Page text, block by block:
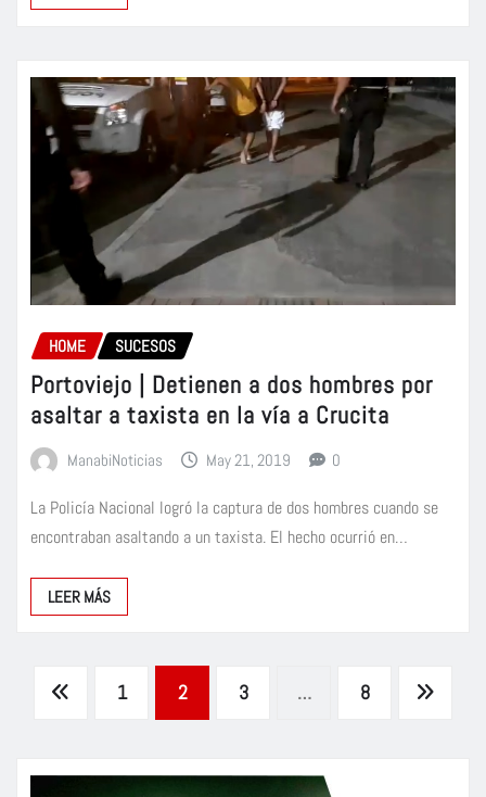
HOME SUCESOS
Portoviejo | Detienen a dos hombres por
asaltar a taxista en la vía a Crucita
ManabiNoticias May 21, 2019 0
La Policía Nacional logró la captura de dos hombres cuando se
encontraban asaltando a un taxista. El hecho ocurrió en…
LEER MÁS
Paginación
de
1 2 3 … 8